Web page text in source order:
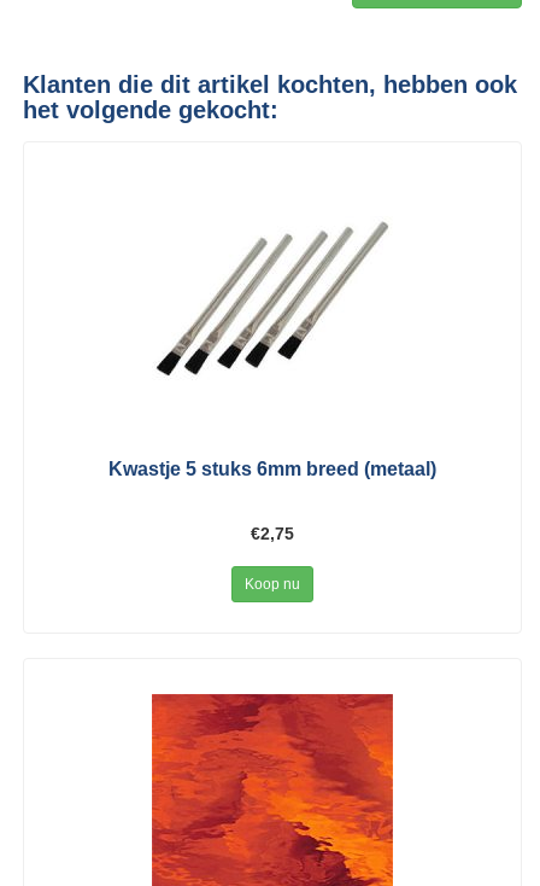
Klanten die dit artikel kochten, hebben ook
het volgende gekocht:
Kwastje 5 stuks 6mm breed (metaal)
€2,75
Koop nu